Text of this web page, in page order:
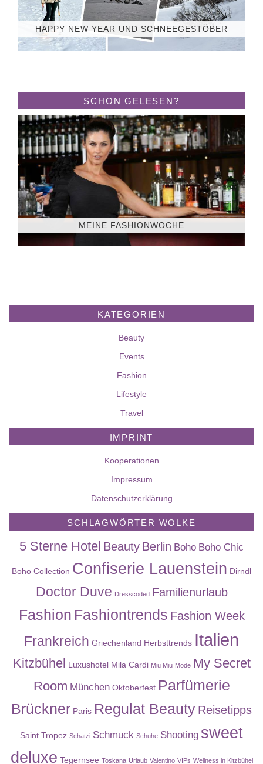
HAPPY NEW YEAR UND SCHNEEGESTÖBER
SCHON GELESEN?
MEINE FASHIONWOCHE
KATEGORIEN
Beauty
Events
Fashion
Lifestyle
Travel
IMPRINT
Kooperationen
Impressum
Datenschutzerklärung
SCHLAGWÖRTER WOLKE
5 Sterne Hotel Beauty Berlin Boho Boho Chic
Boho Collection Confiserie Lauenstein Dirndl
Doctor Duve Dresscoded Familienurlaub
Fashion Fashiontrends Fashion Week
Frankreich Griechenland Herbsttrends Italien
Kitzbühel Luxushotel Mila Cardi Miu Miu Mode My Secret
Room München Oktoberfest Parfümerie
Brückner Paris Regulat Beauty Reisetipps
Saint Tropez Schatzi Schmuck Schuhe Shooting sweet
deluxe Tegernsee Toskana Urlaub Valentino VIPs Wellness in Kitzbühel